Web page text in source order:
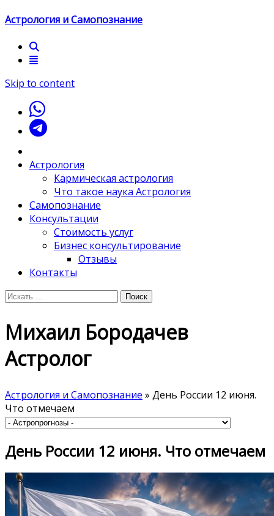
Астрология и Самопознание
Skip to content
Астрология
Кармическая астрология
Что такое наука Астрология
Самопознание
Консультации
Стоимость услуг
Бизнес консультирование
Отзывы
Контакты
Михаил Бородачев
Астролог
Астрология и Самопознание » День России 12 июня.
Что отмечаем
День России 12 июня. Что отмечаем